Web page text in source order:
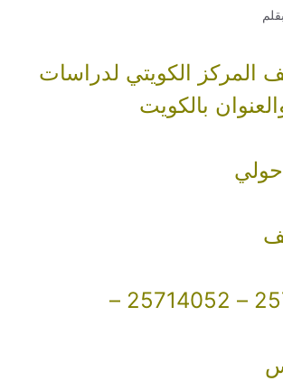
بقلم
المركز الكويتي لدراسات
بالكويت